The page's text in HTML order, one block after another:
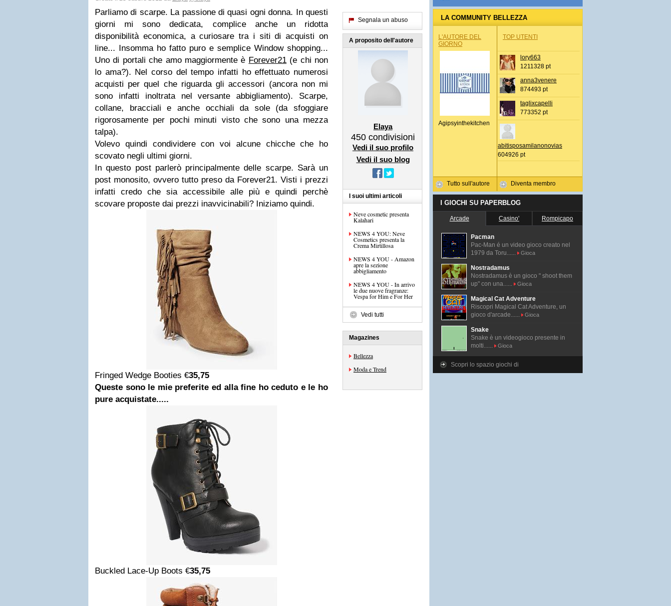
Parliamo di scarpe. La passione di quasi ogni donna. In questi
giorni mi sono dedicata, complice anche un ridotta
disponibilità economica, a curiosare tra i siti di acquisti on
line... Insomma ho fatto puro e semplice Window shopping...
Uno di portali che amo maggiormente è Forever21(e chi non
lo ama?). Nel corso del tempo infatti ho effettuato numerosi
acquisti per quel che riguarda gli accessori (ancora non mi
sono infatti inoltrata nel versante abbigliamento). Scarpe,
collane, bracciali e anche occhiali da sole (da sfoggiare
rigorosamente per pochi minuti visto che sono una mezza
talpa).
Volevo quindi condividere con voi alcune chicche che ho
scovato negli ultimi giorni.
In questo post parlerò principalmente delle scarpe. Sarà un
post monosito, ovvero tutto preso da Forever21. Visti i prezzi
infatti credo che sia accessibile alle più e quindi perchè
scovare proposte dai prezzi inavvicinabili? Iniziamo quindi.
Fringed Wedge Booties €35,75
Queste sono le mie preferite ed alla fine ho ceduto e le ho
pure acquistate.....
Buckled Lace-Up Boots €35,75
Segnala un abuso
A proposito dell'autore
Elaya
450 condivisioni
Vedi il suo profilo
Vedi il suo blog
I suoi ultimi articoli
Neve cosmetic presenta
Kalahari
NEWS 4 YOU: Neve
Cosmetics presenta la
Crema Mirtillosa
NEWS 4 YOU - Amazon
apre la sezione
abbigliamento
NEWS 4 YOU - In arrivo
le due nuove fragranze:
Vespa for Him e For Her
Vedi tutti
Magazines
Bellezza
Moda e Trend
LA COMMUNITY BELLEZZA
L'AUTORE DEL
GIORNO
Agipsyinthekitchen
Tutto sull'autore
TOP UTENTI
lory663
1211328 pt
anna3venere
874493 pt
taglixcapelli
773352 pt
abitisposamilanonovias
604926 pt
Diventa membro
I GIOCHI SU PAPERBLOG
Arcade Casino' Rompicapo
Pacman
Pac-Man é un video gioco creato nel
1979 da Toru......
Gioca
Nostradamus
Nostradamus è un gioco " shoot them
up" con una......
Gioca
Magical Cat Adventure
Riscopri Magical Cat Adventure, un
gioco d'arcade......
Gioca
Snake
Snake è un videogioco presente in
molti......
Gioca
Scopri lo spazio giochi di